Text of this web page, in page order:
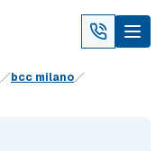
bcc milano